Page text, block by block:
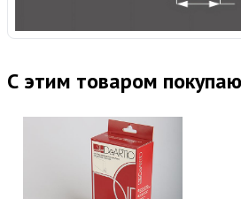
С этим товаром